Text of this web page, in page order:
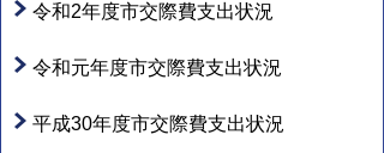
令和2年度市交際費支出状況
令和元年度市交際費支出状況
平成30年度市交際費支出状況